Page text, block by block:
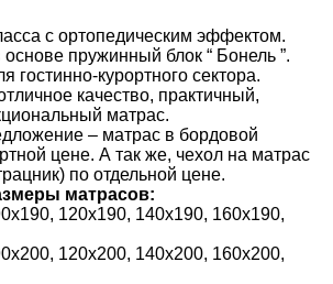
с ортопедическим эффектом.
пружинный блок “ Бонель ”.
гостинно-курортного сектора.
качество, практичный,
матрас.
– матрас в бордовой
цене. А так же, чехол на матрас
по отдельной цене.
матрасов:
120х190, 140х190, 160х190,
120х200, 140х200, 160х200,